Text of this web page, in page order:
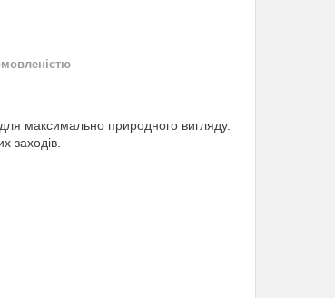
максимально природного вигляду.
заходів.